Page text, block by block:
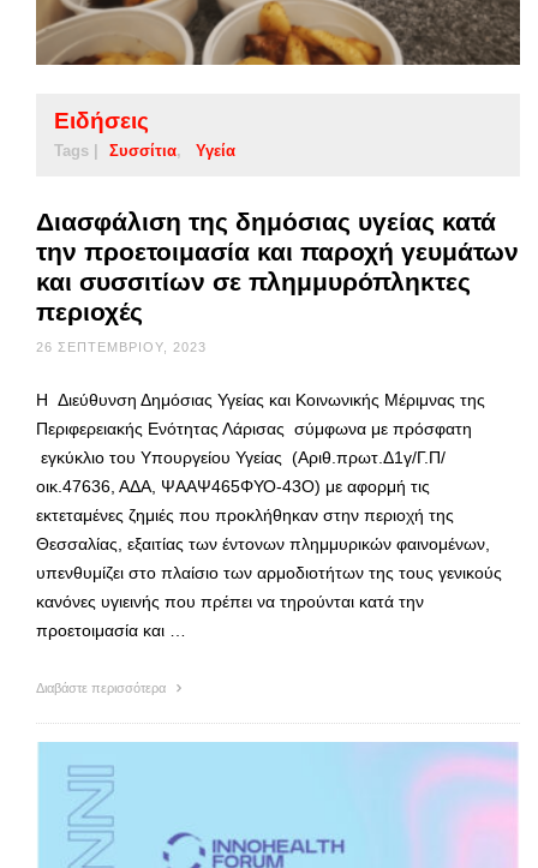
Ειδήσεις
Tags | Συσσίτια Υγεία
Διασφάλιση της δημόσιας υγείας κατά
την προετοιμασία και παροχή γευμάτων
και συσσιτίων σε πλημμυρόπληκτες
περιοχές
26 ΣΕΠΤΕΜΒΡΊΟΥ, 2023
Η Διεύθυνση Δημόσιας Υγείας και Κοινωνικής Μέριμνας της
Περιφερειακής Ενότητας Λάρισας σύμφωνα με πρόσφατη
εγκύκλιο του Υπουργείου Υγείας (Αριθ.πρωτ.Δ1γ/Γ.Π/
οικ.47636, ΑΔΑ, ΨΑΑΨ465ΦΥΟ-43Ο) με αφορμή τις
εκτεταμένες ζημιές που προκλήθηκαν στην περιοχή της
Θεσσαλίας, εξαιτίας των έντονων πλημμυρικών φαινομένων,
υπενθυμίζει στο πλαίσιο των αρμοδιοτήτων της τους γενικούς
κανόνες υγιεινής που πρέπει να τηρούνται κατά την
προετοιμασία και …
Διαβάστε περισσότερα